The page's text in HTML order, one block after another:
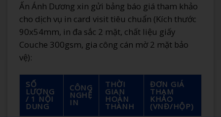
Ấn Ánh Dương xin gửi bảng báo giá tham khảo
cho dịch vụ in card visit tiêu chuẩn (Kích thước
90x54mm, in đa sắc 2 mặt, chất liệu giấy
Couche 300gsm, gia công cán mờ 2 mặt bảo
vệ):
SỐ
LƯỢNG
/ 1 NỘI
DUNG
CÔNG
NGHỆ
IN
THỜI
GIAN
HOÀN
THÀNH
ĐƠN GIÁ
THAM
KHẢO
(VNĐ/HỘP)